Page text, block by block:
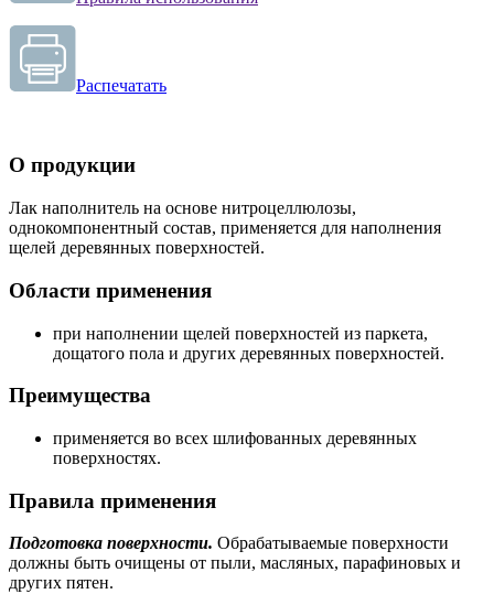
Распечатать
О продукции
Лак наполнитель на основе нитроцеллюлозы,
однокомпонентный состав, применяется для наполнения
щелей деревянных поверхностей.
Области применения
при наполнении щелей поверхностей из паркета,
дощатого пола и других деревянных поверхностей.
Преимущества
применяется во всех шлифованных деревянных
поверхностях.
Правила применения
Подготовка поверхности. Обрабатываемые поверхности
должны быть очищены от пыли, масляных, парафиновых и
других пятен.